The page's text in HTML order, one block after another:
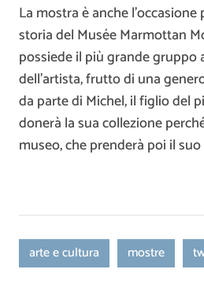
La mostra è anche
storia del Musée Marmottan
possiede il più grande gruppo
dell’artista, frutto di una
da parte di Michel, il figlio del
donerà la sua collezione
museo, che prenderà poi il
arte e cultura mostre